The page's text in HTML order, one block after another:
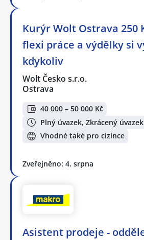
Kurýr Wolt Ostrava 250
flexi práce a výdělky si
kdykoliv
Wolt Česko s.r.o.
Ostrava
40 000 – 50 000 Kč
Plný úvazek, Zkrácený úvazek
Vhodné také pro cizince
Zveřejněno: 4. srpna
Asistent prodeje -